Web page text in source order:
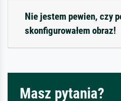
Nie jestem pewien, czy
skonfigurowałem obraz!
Masz pytania?